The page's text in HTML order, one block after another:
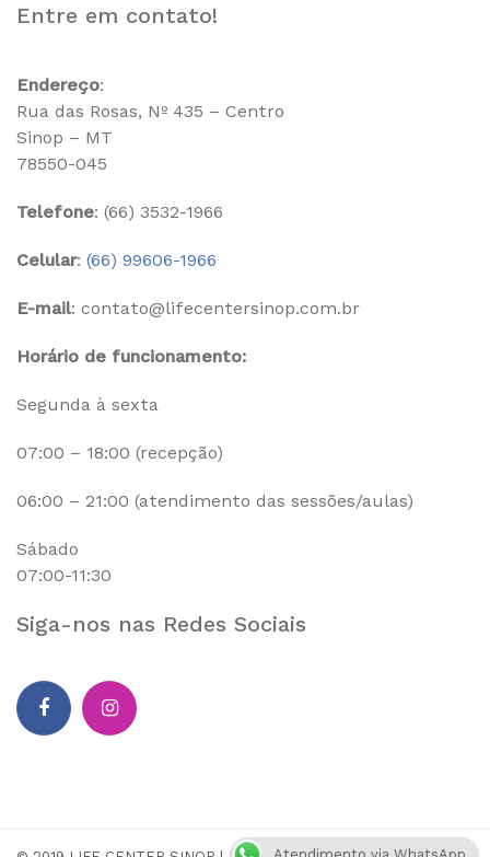
Entre em contato!
Endereço:
Rua das Rosas, Nº 435 – Centro
Sinop – MT
78550-045
Telefone: (66) 3532-1966
Celular: (66) 99606-1966
E-mail: contato@lifecentersinop.com.br
Horário de funcionamento:
Segunda à sexta
07:00 – 18:00 (recepção)
06:00 – 21:00 (atendimento das sessões/aulas)
Sábado
07:00-11:30
Siga-nos nas Redes Sociais